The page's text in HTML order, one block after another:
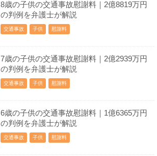
8歳の子供の交通事故慰謝料｜2億8819万円
の判例を弁護士が解説
交通事故 子供 慰謝料
7歳の子供の交通事故慰謝料｜2億2939万円
の判例を弁護士が解説
交通事故 子供 慰謝料
6歳の子供の交通事故慰謝料｜1億6365万円
の判例を弁護士が解説
交通事故 子供 慰謝料